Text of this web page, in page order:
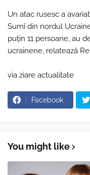
Un atac rusesc a
Sumî din nordul
puţin 11 persoane, au
ucrainene, relatează
via ziare actualitate
Facebook
You might like